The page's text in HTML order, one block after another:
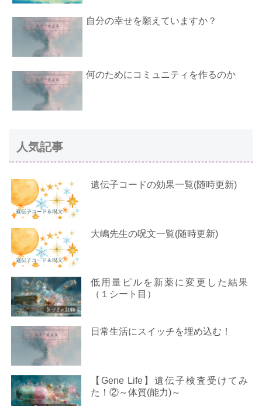
自分の幸せを願えていますか？
何のためにコミュニティを作るのか
人気記事
遺伝子コードの効果一覧(随時更新)
大嶋先生の呪文一覧(随時更新)
低用量ピルを新薬に変更した結果
（１シート目）
日常生活にスイッチを埋め込む！
【Gene Life】遺伝子検査受けてみ
た！②～体質(能力)～